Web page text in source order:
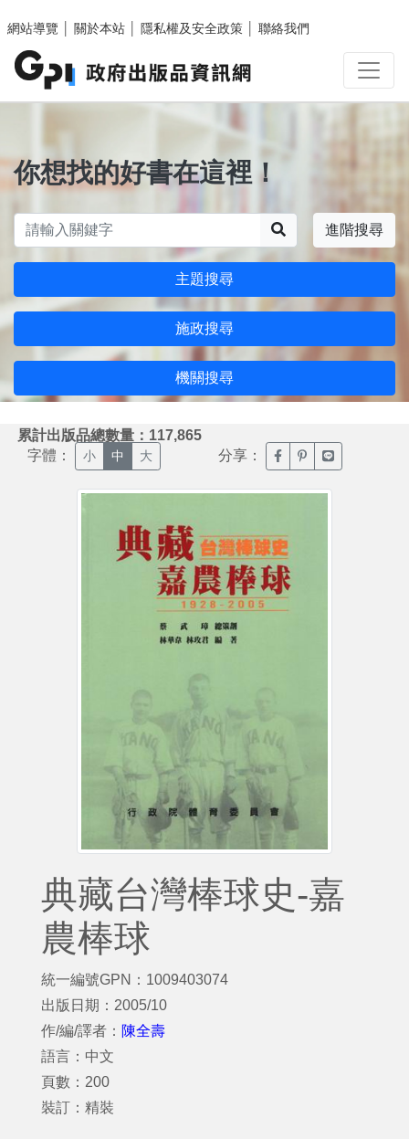
網站導覽
關於本站 隱私權及安全政策 聯絡我們
你想找的好書在這裡！
進階搜尋
主題搜尋
施政搜尋
機關搜尋
累計出版品總數量：117,865
字體： 小 中 大 分享： 臉書分享(另開新視窗)
噗浪分享(另開新
Line分享(另
典藏台灣棒球史-嘉
農棒球
統一編號GPN：1009403074
出版日期：2005/10
作/編/譯者： 陳全壽
語言：中文
頁數：200
裝訂：精裝